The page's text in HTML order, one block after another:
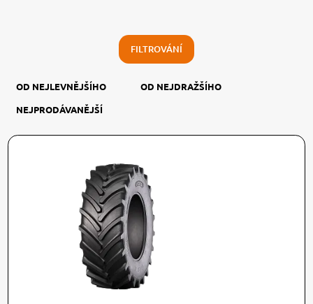
FILTROVÁNÍ
OD NEJLEVNĚJŠÍHO
OD NEJDRAŽŠÍHO
NEJPRODÁVANĚJŠÍ